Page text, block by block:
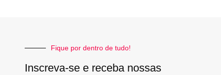
Fique por dentro de tudo!
Inscreva-se e receba nossas